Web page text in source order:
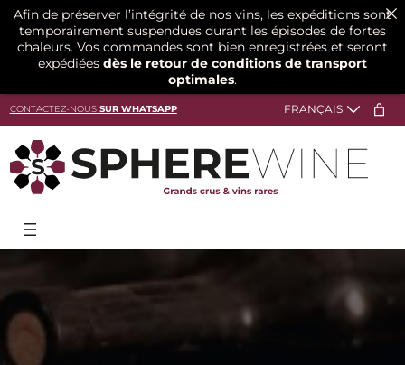
au
CONTACTEZ-NOUS SUR WHATSAPP
Afin de préserver l’intégrité de nos vins, les expéditions sont
temporairement suspendues durant les épisodes de fortes
chaleurs. Vos commandes sont bien enregistrées et seront
expédiées dès le retour de conditions de transport
optimales.